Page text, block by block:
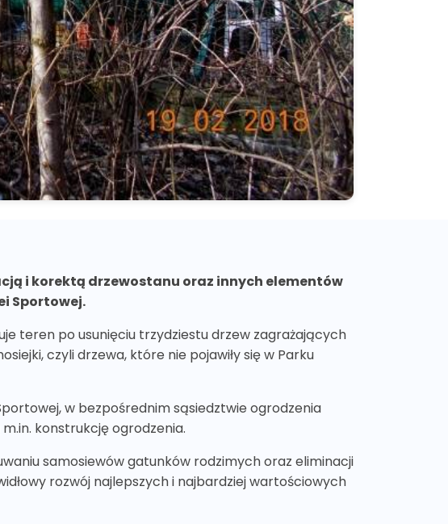
i korektą drzewostanu oraz innych elementów
Sportowej.
teren po usunięciu trzydziestu drzew zagrażających
czyli drzewa, które nie pojawiły się w Parku
w bezpośrednim sąsiedztwie ogrodzenia
konstrukcję ogrodzenia.
samosiewów gatunków rodzimych oraz eliminacji
rozwój najlepszych i najbardziej wartościowych